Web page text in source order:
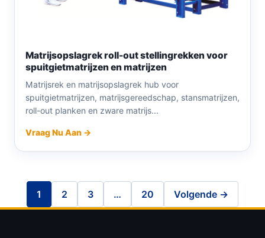
Matrijsopslagrek roll-out stellingrekken voor
spuitgietmatrijzen en matrijzen
Matrijsrek en matrijsopslagrek hub voor
spuitgietmatrijzen, matrijsgereedschap, stansmatrijzen,
roll-out planken en zware matrijs...
Vraag Nu Aan →
1 2 3 … 20 Volgende →